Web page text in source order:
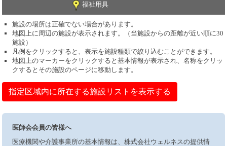
福祉用具
施設の場所は正確でない場合があります。
地図上に周辺の施設が表示されます。（当施設からの距離が近い順に30
施設）
凡例をクリックすると、表示を施設種類で絞り込むことができます。
地図上のマーカーをクリックすると基本情報が表示され、名称をクリッ
クするとその施設のページに移動します。
指定区域内に所在する施設リストを表示する
医師会会員の皆様へ
医療機関や介護事業所の基本情報は、株式会社ウェルネスの提供情